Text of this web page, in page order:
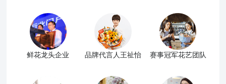
鲜花龙头企业 品牌代言人王祉怡 赛事冠军花艺团队